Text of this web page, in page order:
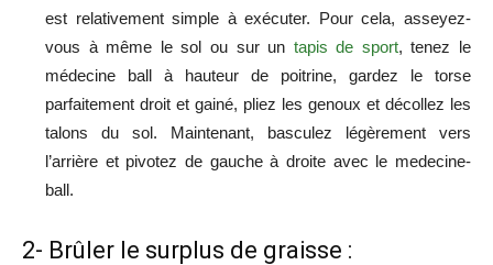
est relativement simple à exécuter. Pour cela, asseyez-
vous à même le sol ou sur un tapis de sport, tenez le
médecine ball à hauteur de poitrine, gardez le torse
parfaitement droit et gainé, pliez les genoux et décollez les
talons du sol. Maintenant, basculez légèrement vers
l’arrière et pivotez de gauche à droite avec le medecine-
ball.
2- Brûler le surplus de graisse :